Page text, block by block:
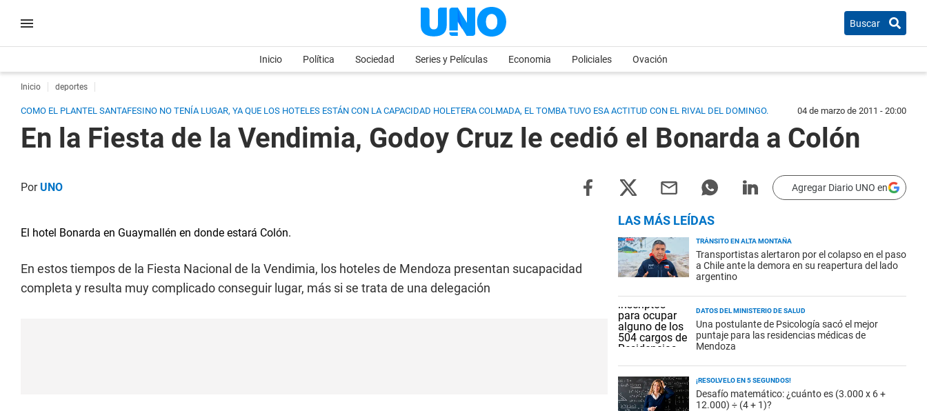
Buscar
Inicio Política Sociedad Series y Películas Economia Policiales Ovación
Inicio deportes
COMO EL PLANTEL SANTAFESINO NO TENÍA LUGAR, YA QUE LOS HOTELES ESTÁN CON LA CAPACIDAD HOLETERA COLMADA, EL TOMBA TUVO ESA ACTITUD CON EL RIVAL DEL DOMINGO. 04 de marzo de 2011 - 20:00
En la Fiesta de la Vendimia, Godoy Cruz le cedió el Bonarda a Colón
PorUNO Agregar Diario UNO en
El hotel Bonarda en Guaymallén en donde estará Colón.
En estos tiempos de la Fiesta Nacional de la Vendimia, los hoteles de Mendoza presentan sucapacidad
completa y resulta muy complicado conseguir lugar, más si se trata de una delegación
LAS MÁS LEÍDAS
TRÁNSITO EN ALTA MONTAÑA
Transportistas alertaron por el colapso en el paso
a Chile ante la demora en su reapertura del lado
argentino
DATOS DEL MINISTERIO DE SALUD
Una postulante de Psicología sacó el mejor
puntaje para las residencias médicas de
Mendoza
¡RESOLVELO EN 5 SEGUNDOS!
Desafío matemático: ¿cuánto es (3.000 x 6 +
12.000) ÷ (4 + 1)?